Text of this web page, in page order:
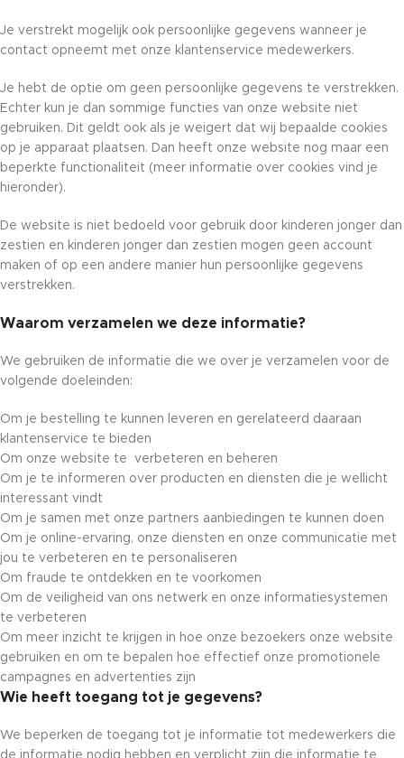
Je verstrekt mogelijk ook persoonlijke gegevens wanneer je
contact opneemt met onze klantenservice medewerkers.
Je hebt de optie om geen persoonlijke gegevens te verstrekken.
Echter kun je dan sommige functies van onze website niet
gebruiken. Dit geldt ook als je weigert dat wij bepaalde cookies
op je apparaat plaatsen. Dan heeft onze website nog maar een
beperkte functionaliteit (meer informatie over cookies vind je
hieronder).
De website is niet bedoeld voor gebruik door kinderen jonger dan
zestien en kinderen jonger dan zestien mogen geen account
maken of op een andere manier hun persoonlijke gegevens
verstrekken.
Waarom verzamelen we deze informatie?
We gebruiken de informatie die we over je verzamelen voor de
volgende doeleinden:
Om je bestelling te kunnen leveren en gerelateerd daaraan
klantenservice te bieden
Om onze website te verbeteren en beheren
Om je te informeren over producten en diensten die je wellicht
interessant vindt
Om je samen met onze partners aanbiedingen te kunnen doen
Om je online-ervaring, onze diensten en onze communicatie met
jou te verbeteren en te personaliseren
Om fraude te ontdekken en te voorkomen
Om de veiligheid van ons netwerk en onze informatiesystemen
te verbeteren
Om meer inzicht te krijgen in hoe onze bezoekers onze website
gebruiken en om te bepalen hoe effectief onze promotionele
campagnes en advertenties zijn
Wie heeft toegang tot je gegevens?
We beperken de toegang tot je informatie tot medewerkers die
de informatie nodig hebben en verplicht zijn die informatie te